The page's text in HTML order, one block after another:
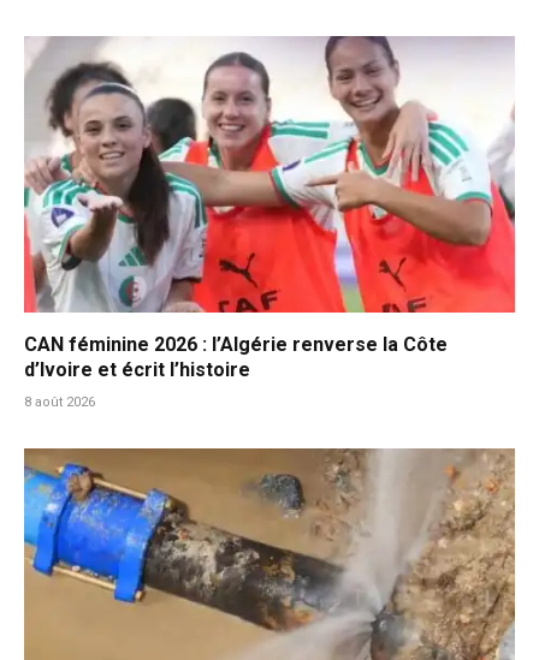
CAN féminine 2026 : l’Algérie renverse la Côte
d’Ivoire et écrit l’histoire
8 août 2026